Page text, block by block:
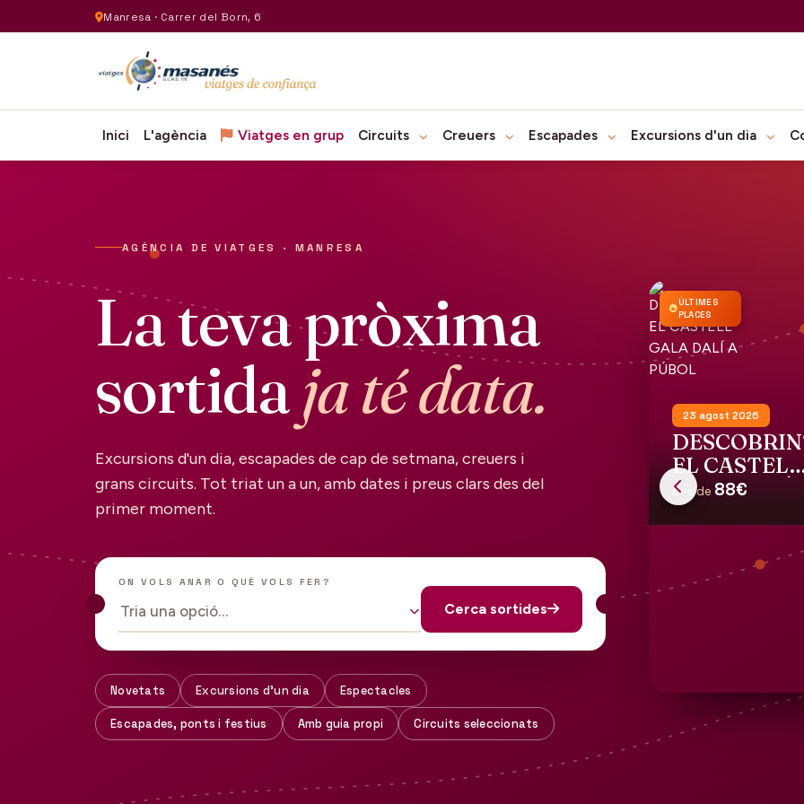
Manresa · Carrer del Born, 6
Inici L'agència Viatges en grup Circuits Creuers Escapades Excursions d'un dia
AGÈNCIA DE VIATGES · MANRESA
La teva pròxima
sortidaja té data.
Excursions d'un dia, escapades de cap de setmana, creuers i
grans circuits. Tot triat un a un, amb dates i preus clars des del
primer moment.
ON VOLS ANAR O QUÈ VOLS FER?
Tria una opció… Cerca sortides
Novetats Excursions d'un dia Espectacles
Escapades, ponts i festius Amb guia propi Circuits seleccionats
ÚLTIMES
PLACES
23 agost 2026
EL CASTELL
GALA DALÍ
PÚBOL
des de 88€